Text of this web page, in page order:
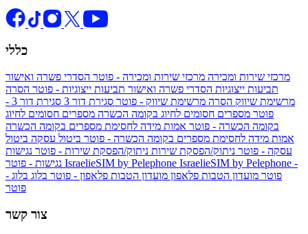
כללי
מרכזי שירות ומכירה מרכזי שירות ומכירה - פוטר הסדרי פשרה ואישור
תביעות ייצוגיות הסדרי פשרה ואישור תביעות ייצוגיות - פוטר הסרה
מרשימת שיווק הסרה מרשימת שיווק - פוטר סגירת דור 3
סגירת דור 3 -
פוטר מספרים חסומים לחיוג בקומה הכשרה מספרים חסומים לחיוג
בקומה הכשרה - פוטר אמות מידה לחסימת מספרים בקומה הכשרה
אמות מידה לחסימת מספרים בקומה הכשרה - פוטר ביטול עסקה ביטול
עסקה - פוטר ניתוק/הפסקת שירות ניתוק/הפסקת שירות - פוטר נגישות
IsraelieSIM by Pelephone IsraelieSIM by Pelephone -
פוטר מועדון הטבות פלאפון מועדון הטבות פלאפון - פוטר בלוג בלוג -
פוטר
צור קשר